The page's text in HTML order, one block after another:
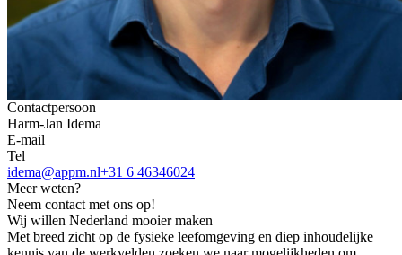
Contactpersoon
Harm-Jan Idema
E-mail
Tel
idema@appm.nl+31 6 46346024
Meer weten?
Neem contact met ons op!
Wij willen Nederland mooier maken
Met breed zicht op de fysieke leefomgeving en diep inhoudelijke